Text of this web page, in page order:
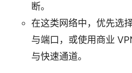
断。
在这类网络中，优先选
与端口，或使用商业
与快速通道。